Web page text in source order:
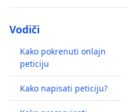
Vodiči
Kako pokrenuti onlajn
peticiju
Kako napisati peticiju?